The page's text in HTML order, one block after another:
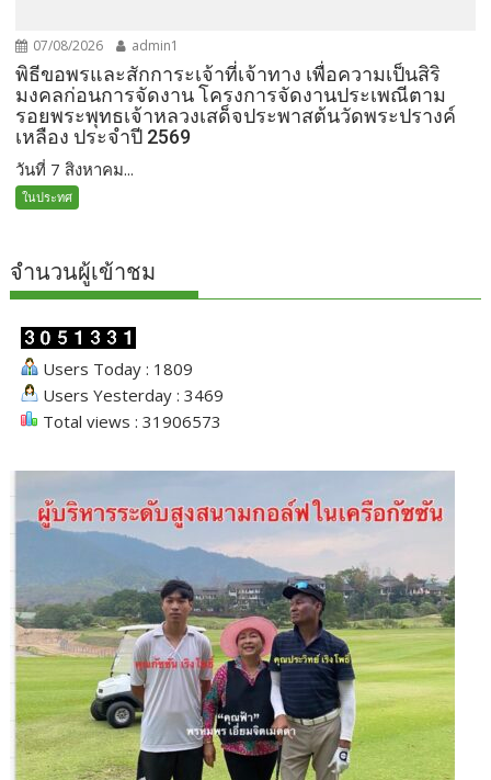
07/08/2026 admin1
พิธีขอพรและสักการะเจ้าที่เจ้าทาง เพื่อความเป็นสิริ
มงคลก่อนการจัดงาน โครงการจัดงานประเพณีตาม
รอยพระพุทธเจ้าหลวงเสด็จประพาสต้นวัดพระปรางค์
เหลือง ประจำปี 2569
วันที่ 7 สิงหาคม...
ในประทศ
จำนวนผู้เข้าชม
Users Today : 1809
Users Yesterday : 3469
Total views : 31906573